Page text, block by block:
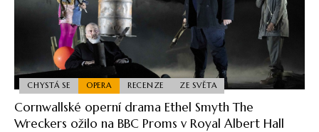
CHYSTÁ SE OPERA RECENZE ZE SVĚTA
Cornwallské operní drama Ethel Smyth The
Wreckers ožilo na BBC Proms v Royal Albert Hall